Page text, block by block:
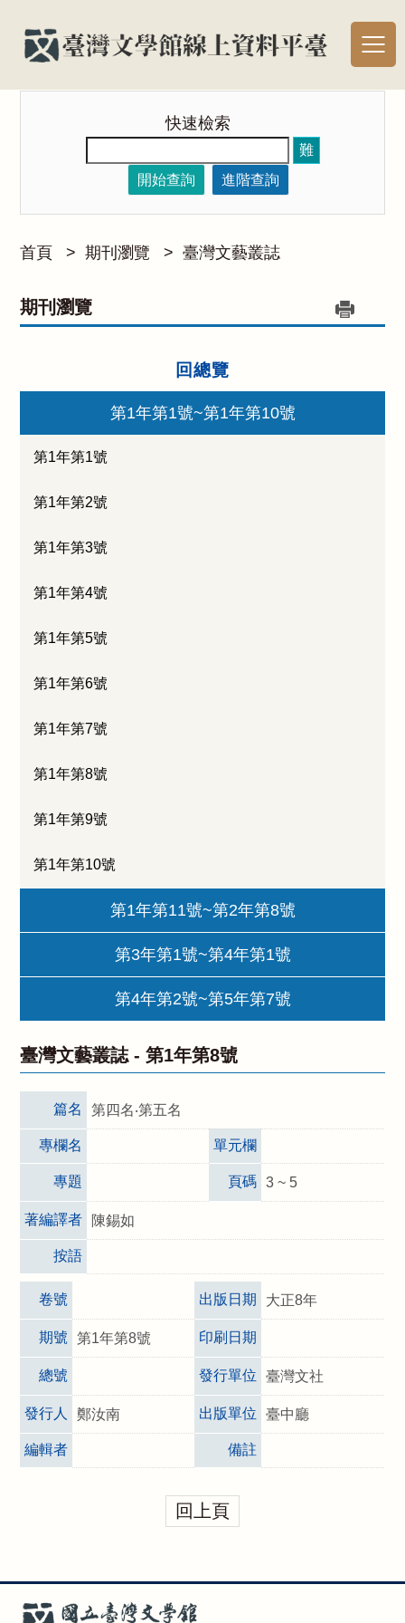
快速檢索
難
開始查詢
進階查詢
首頁 > 期刊瀏覽 > 臺灣文藝叢誌
期刊瀏覽
回總覽
第1年第1號~第1年第10號
第1年第1號
第1年第2號
第1年第3號
第1年第4號
第1年第5號
第1年第6號
第1年第7號
第1年第8號
第1年第9號
第1年第10號
第1年第11號~第2年第8號
第3年第1號~第4年第1號
第4年第2號~第5年第7號
臺灣文藝叢誌 -第1年第8號
篇名 第四名‧第五名
專欄名 單元欄
專題 頁碼 3 ~ 5
著編譯者 陳錫如
按語
卷號 出版日期 大正8年
期號 第1年第8號 印刷日期
總號 發行單位 臺灣文社
發行人 鄭汝南 出版單位 臺中廳
編輯者 備註
回上頁